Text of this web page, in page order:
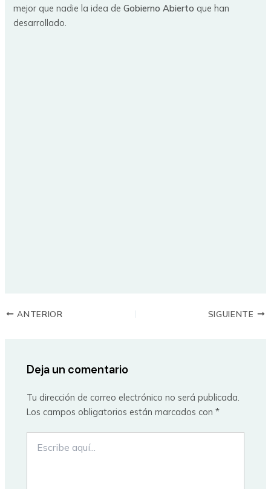
mejor que nadie la idea deGobierno Abierto que han
desarrollado.
ANTERIOR SIGUIENTE
Deja un comentario
Tu dirección de correo electrónico no será publicada.
Los campos obligatorios están marcados con*
aquí...